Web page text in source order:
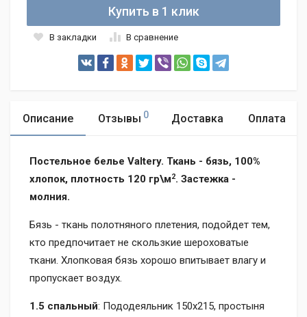
Купить в 1 клик
В закладки В сравнение
Описание Отзывы 0 Доставка Оплата
Постельное белье Valtery. Ткань - бязь, 100%
хлопок, плотность 120 гр\м2. Застежка -
молния.
Бязь - ткань полотняного плетения, подойдет тем,
кто предпочитает не скользкие шероховатые
ткани. Хлопковая бязь хорошо впитывает влагу и
пропускает воздух.
1.5 спальный: Пододеяльник 150x215, простыня